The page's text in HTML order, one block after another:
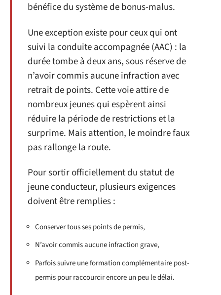
bénéfice du système de bonus-malus.
Une exception existe pour ceux qui ont
suivi la conduite accompagnée (AAC) : la
durée tombe à deux ans, sous réserve de
n’avoir commis aucune infraction avec
retrait de points. Cette voie attire de
nombreux jeunes qui espèrent ainsi
réduire la période de restrictions et la
surprime. Mais attention, le moindre faux
pas rallonge la route.
Pour sortir officiellement du statut de
jeune conducteur, plusieurs exigences
doivent être remplies :
Conserver tous ses points de permis,
N’avoir commis aucune infraction grave,
Parfois suivre une formation complémentaire post-
permis pour raccourcir encore un peu le délai.